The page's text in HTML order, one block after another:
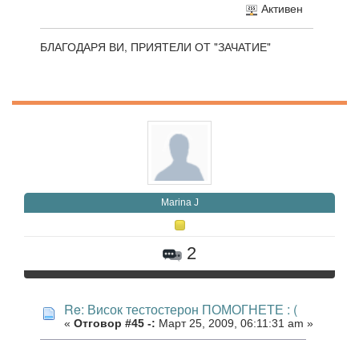
Активен
БЛАГОДАРЯ ВИ, ПРИЯТЕЛИ ОТ "ЗАЧАТИЕ"
Marina J
2
Re: Висок тестостерон ПОМОГНЕТЕ : (
« Отговор #45 -: Март 25, 2009, 06:11:31 am »